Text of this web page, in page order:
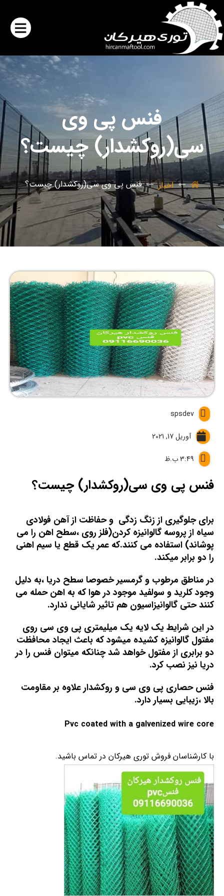
فنس پی وی
سی(روکشدار) چیست؟
اخبار فنس پی وی سی(روکشدار) چیست؟
spsdev
آوریل 17, 2021
3:49 ب.ظ
فنس پی وی سی(روکشدار) چیست؟
برای جلوگیری از زنگ زدگی و حفاظت از آهن فولادی
سیاه از پروسه گالوانیزه کردن(فلز روی ،سطح اهن را می
پوشاند) استفاده می کنند.که عمر یک قطع یا سیم اهنی
را دو برابر میکند.
در مناطق مرطوب و گرمسیر خصوصا سطح دریا ،به دلیل
وجود کلرید و سولفید موجود در هوا که به اهن حمله می
کنند حتی گالوانیزاسیون هم تاثیر شایانی ندارد.
در این شرایط یک لایه یک میلیمتری پی وی سی روی
مفتول گالوانیزه کشیده میشود که باعث ایجاد محافظت
دو برابری از مفتول خواهد شد چنانکه میتوان فنس را در
دریا نیز نصب کرد.
فنس حصاری پی وی سی و روکشدار علاوه بر مقاومت
بالا ،زیبایی بسیار دارد.
Pvc coated with a galvenized wire core
با کارشناسان فروش توری هیرکان در تماس باشید.